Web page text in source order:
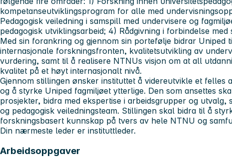
kompetanseutviklingsprogram for alle med
Pedagogisk veiledning i samspill med undervisere og
pedagogisk utviklingsarbeid; 4) Rådgivning i forbindelse
Med sin forankring og gjennom sin portefølje bidrar Uniped
internasjonale forskningsfronten, kvalitetsutvikling av
vurdering, samt til å realisere NTNUs visjon om at all
kvalitet på et høyt internasjonalt nivå.
Gjennom stillingen ønsker instituttet å videreutvikle et felles
og å styrke Uniped fagmiljøet ytterlige. Den som ansettes
prosjekter, bidra med ekspertise i arbeidsgrupper og utvalg,
og pedagogisk veiledningsteam. Stillingen skal bidra til å
forskningsbasert kunnskap på tvers av hele NTNU og
Din nærmeste leder er instituttleder.
Arbeidsoppgaver